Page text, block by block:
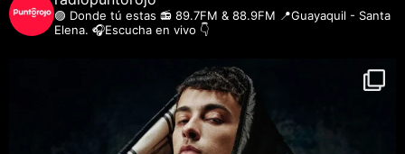
🟣 Donde tú estas 📻 89.7FM & 88.9FM 📍Guayaquil - Santa
Elena. 🎧Escucha en vivo 👇